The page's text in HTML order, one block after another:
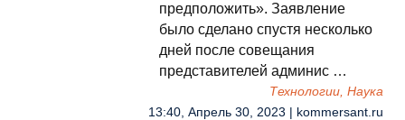
предположить». Заявление
было сделано спустя несколько
дней после совещания
представителей админис …
Технологии, Наука
13:40, Апрель 30, 2023 | kommersant.ru